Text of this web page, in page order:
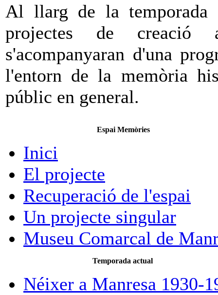
Al llarg de la
projectes de creació
s'acompanyaran d'una
l'entorn de la memòria
públic en general.
Espai Memòries
Inici
El projecte
Recuperació de l'espai
Un projecte singular
Museu Comarcal de
Temporada actual
Néixer a Manresa 1930-